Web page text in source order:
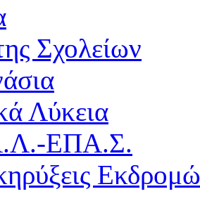
Σχολείων
Λύκεια
ΕΠΑ.Σ.